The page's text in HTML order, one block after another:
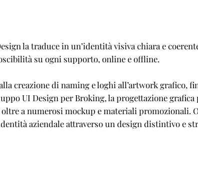
la traduce in un’identità visiva chiara e
su ogni supporto, online e offline.
creazione di naming e loghi all’artwork grafico,
UI Design per Broking, la progettazione grafica
a numerosi mockup e materiali promozionali.
aziendale attraverso un design distintivo e